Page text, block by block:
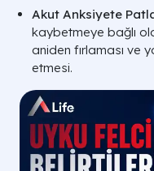
Akut Anksiyete
kaybetmeye bağlı
aniden fırlaması ve
etmesi.